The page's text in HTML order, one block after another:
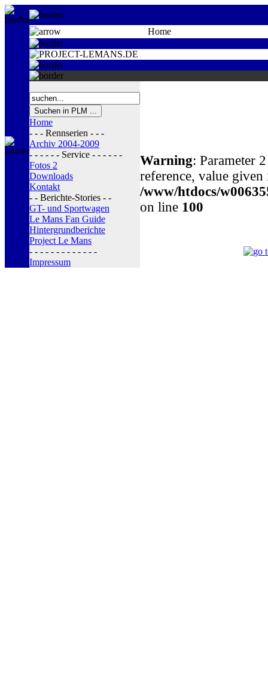
Home
Home
- - - Rennserien - - -
Archiv 2004-2009
- - - - - - Service - - - - - -
Fotos 2
Downloads
Kontakt
- - Berichte-Stories - -
GT- und Sportwagen
Le Mans Fan Guide
Hintergrundberichte
Project Le Mans
- - - - - - - - - - - - -
Impressum
Warning: Parameter
reference, value given
/www/htdocs/
on line 100